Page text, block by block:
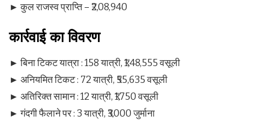
► कुल राजस्व प्राप्ति – ₹2,08,940
कार्रवाई का विवरण
► बिना टिकट यात्रा : 158 यात्री, ₹1,48,555 वसूली
► अनियमित टिकट : 72 यात्री, ₹55,635 वसूली
► अतिरिक्त सामान : 12 यात्री, ₹1,750 वसूली
► गंदगी फैलाने पर : 3 यात्री, ₹3,000 जुर्माना